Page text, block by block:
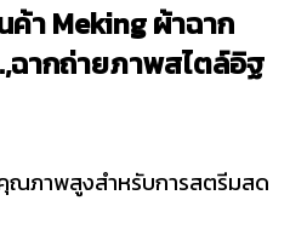
ค้า Meking ผ้าฉาก
ฉากถ่ายภาพสไตล์อิฐ
ณภาพสูงสำหรับการสตรีมสด